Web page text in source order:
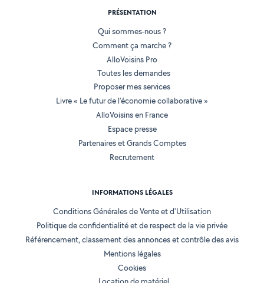
PRÉSENTATION
Qui sommes-nous ?
Comment ça marche ?
AlloVoisins Pro
Toutes les demandes
Proposer mes services
Livre « Le futur de l'économie collaborative »
AlloVoisins en France
Espace presse
Partenaires et Grands Comptes
Recrutement
INFORMATIONS LÉGALES
Conditions Générales de Vente et d'Utilisation
Politique de confidentialité et de respect de la vie privée
Référencement, classement des annonces et contrôle des avis
Mentions légales
Cookies